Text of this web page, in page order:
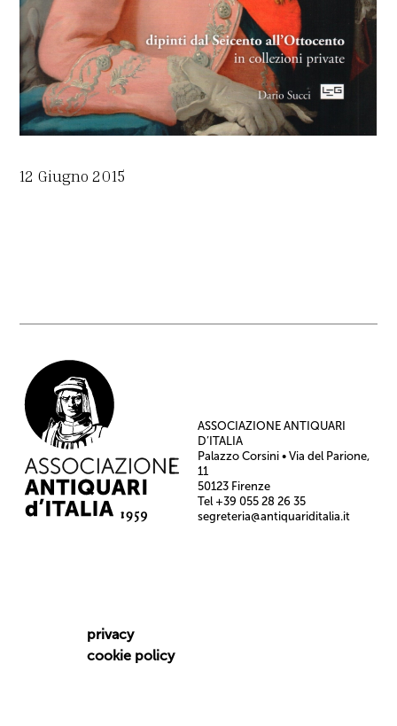
12 Giugno 2015
ASSOCIAZIONE ANTIQUARI
D’ITALIA
Palazzo Corsini • Via del Parione,
11
50123 Firenze
Tel +39 055 28 26 35
segreteria@antiquariditalia.it
privacy
cookie policy